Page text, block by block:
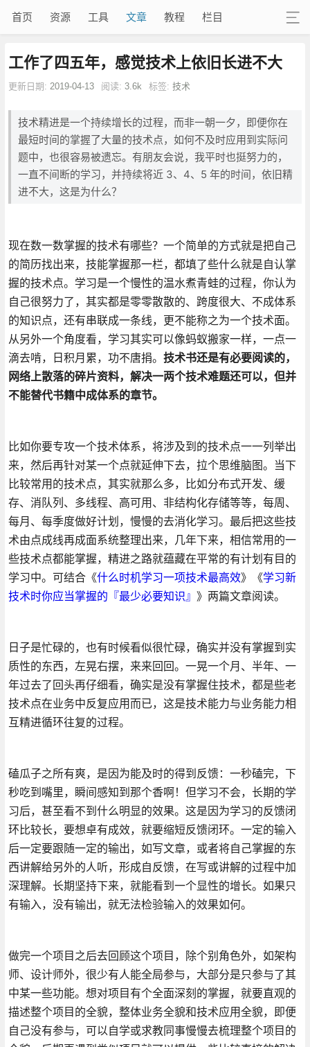
首页 资源 工具 文章 教程 栏目
工作了四五年，感觉技术上依旧长进不大
更新日期: 2019-04-13 阅读: 3.6k 标签: 技术
技术精进是一个持续增长的过程，而非一朝一夕，即便你在
最短时间的掌握了大量的技术点，如何不及时应用到实际问
题中，也很容易被遗忘。有朋友会说，我平时也挺努力的，
一直不间断的学习，并持续将近 3、4、5 年的时间，依旧精
进不大，这是为什么？
现在数一数掌握的技术有哪些？一个简单的方式就是把自己
的简历找出来，技能掌握那一栏，都填了些什么就是自认掌
握的技术点。学习是一个慢性的温水煮青蛙的过程，你认为
自己很努力了，其实都是零零散散的、跨度很大、不成体系
的知识点，还有串联成一条线，更不能称之为一个技术面。
从另外一个角度看，学习其实可以像蚂蚁搬家一样，一点一
滴去啃，日积月累，功不唐捐。 技术书还是有必要阅读的，
网络上散落的碎片资料，解决一两个技术难题还可以，但并
不能替代书籍中成体系的章节。
比如你要专攻一个技术体系，将涉及到的技术点一一列举出
来，然后再针对某一个点就延伸下去，拉个思维脑图。当下
比较常用的技术点，其实就那么多，比如分布式开发、缓
存、消队列、多线程、高可用、非结构化存储等等，每周、
每月、每季度做好计划，慢慢的去消化学习。最后把这些技
术由点成线再成面系统整理出来，几年下来，相信常用的一
些技术点都能掌握，精进之路就蕴藏在平常的有计划有目的
学习中。可结合《什么时机学习一项技术最高效》《学习新
技术时你应当掌握的『最少必要知识』 》两篇文章阅读。
日子是忙碌的，也有时候看似很忙碌，确实并没有掌握到实
质性的东西，左晃右摆，来来回回。一晃一个月、半年、一
年过去了回头再仔细看，确实是没有掌握住技术，都是些老
技术点在业务中反复应用而已，这是技术能力与业务能力相
互精进循环往复的过程。
磕瓜子之所有爽，是因为能及时的得到反馈：一秒磕完，下
秒吃到嘴里，瞬间感知到那个香啊！但学习不会，长期的学
习后，甚至看不到什么明显的效果。这是因为学习的反馈闭
环比较长，要想卓有成效，就要缩短反馈闭环。一定的输入
后一定要跟随一定的输出，如写文章，或者将自己掌握的东
西讲解给另外的人听，形成自反馈，在写或讲解的过程中加
深理解。长期坚持下来，就能看到一个显性的增长。如果只
有输入，没有输出，就无法检验输入的效果如何。
做完一个项目之后去回顾这个项目，除个别角色外，如架构
师、设计师外，很少有人能全局参与，大部分是只参与了其
中某一些功能。想对项目有个全面深刻的掌握，就要直观的
描述整个项目的全貌，整体业务全貌和技术应用全貌，即便
自己没有参与，可以自学或求教同事慢慢去梳理整个项目的